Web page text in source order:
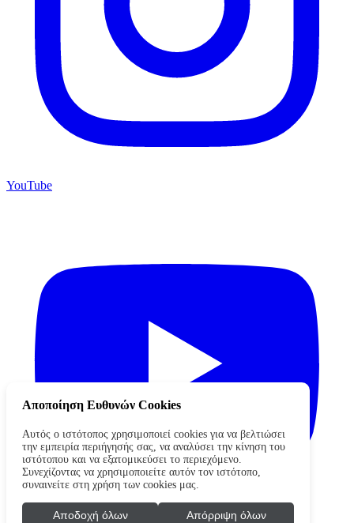
YouTube
Αποποίηση Ευθυνών Cookies
Αυτός ο ιστότοπος χρησιμοποιεί cookies για να βελτιώσει
την εμπειρία περιήγησής σας, να αναλύσει την κίνηση του
ιστότοπου και να εξατομικεύσει το περιεχόμενο.
Συνεχίζοντας να χρησιμοποιείτε αυτόν τον ιστότοπο,
συναινείτε στη χρήση των cookies μας.
Αποδοχή όλων Απόρριψη όλων